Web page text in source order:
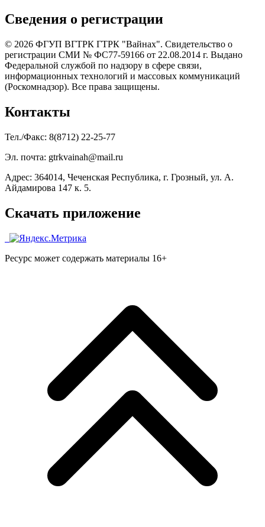
Сведения о регистрации
© 2026 ФГУП ВГТРК ГТРК "Вайнах". Свидетельство о
регистрации СМИ № ФС77-59166 от 22.08.2014 г. Выдано
Федеральной службой по надзору в сфере связи,
информационных технологий и массовых коммуникаций
(Роскомнадзор). Все права защищены.
Контакты
Тел./Факс: 8(8712) 22-25-77
Эл. почта: gtrkvainah@mail.ru
Адрес: 364014, Чеченская Республика, г. Грозный, ул. А.
Айдамирова 147 к. 5.
Скачать приложение
Ресурс может содержать материалы 16+